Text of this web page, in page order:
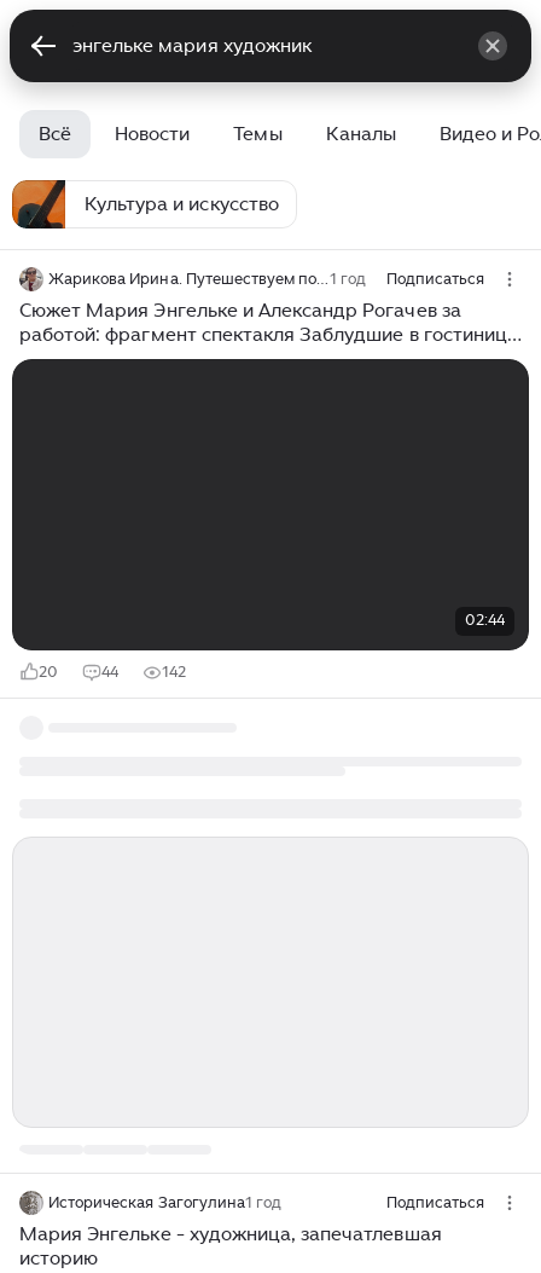
Всё Новости Темы Каналы Видео и
Культура и искусство
Жарикова Ирина. Путешествуем по России и не только1 год Подписаться
Сюжет Мария Энгельке и Александр Рогачев за
работой: фрагмент спектакля Заблудшие в гостинице
Ленинградская
02:44
20 44 142
Историческая Загогулина1 год Подписаться
Мария Энгельке - художница, запечатлевшая
историю